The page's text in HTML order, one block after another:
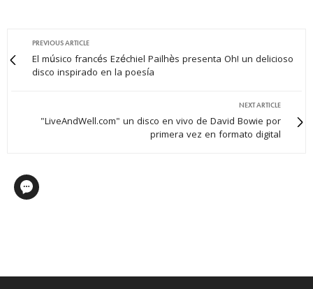
PREVIOUS ARTICLE
El músico francés Ezéchiel Pailhès presenta Oh! un delicioso
disco inspirado en la poesía
NEXT ARTICLE
"LiveAndWell.com" un disco en vivo de David Bowie por
primera vez en formato digital